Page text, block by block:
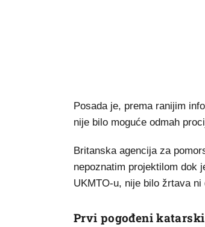
Posada je, prema ranijim
nije bilo moguće odmah
Britanska agencija za
nepoznatim projektilom dok
UKMTO-u, nije bilo žrtava
Prvi pogođeni